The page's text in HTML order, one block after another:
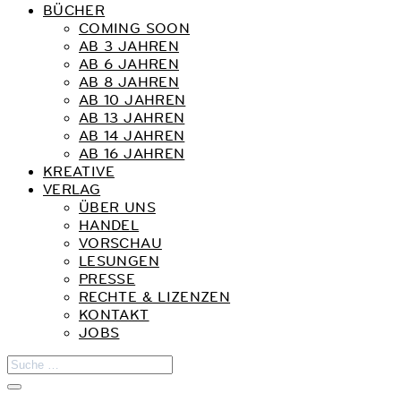
BÜCHER
COMING SOON
AB 3 JAHREN
AB 6 JAHREN
AB 8 JAHREN
AB 10 JAHREN
AB 13 JAHREN
AB 14 JAHREN
AB 16 JAHREN
KREATIVE
VERLAG
ÜBER UNS
HANDEL
VORSCHAU
LESUNGEN
PRESSE
RECHTE & LIZENZEN
KONTAKT
JOBS